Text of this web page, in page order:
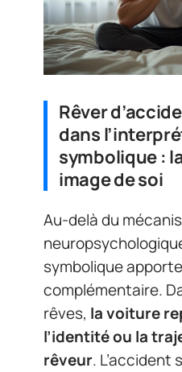
Rêver
dans
symbolique :
image de soi
Au-delà du
symbolique
complémentaire.
rêves, la voiture
l’identité ou la
rêveur. L’accident